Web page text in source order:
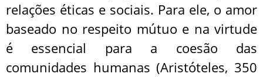
relações éticas e sociais. Para ele, o amor
baseado no respeito mútuo e na virtude
é essencial para a coesão das
comunidades humanas (Aristóteles, 350